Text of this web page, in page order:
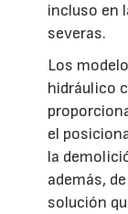
incluso en
severas.
Los
hidráulico
el
la
además,
solución